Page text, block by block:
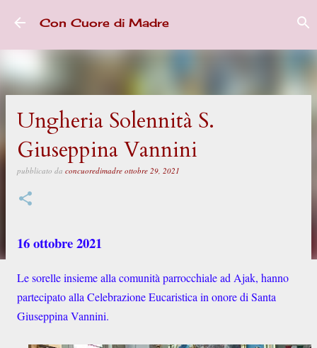
Passa ai contenuti principali
Con Cuore di Madre
Ungheria Solennità S.
Giuseppina Vannini
pubblicato da concuoredimadre ottobre 29, 2021
16 ottobre 2021
Le sorelle insieme alla comunità parrocchiale ad Ajak, hanno
partecipato alla Celebrazione Eucaristica in onore di Santa
Giuseppina Vannini.